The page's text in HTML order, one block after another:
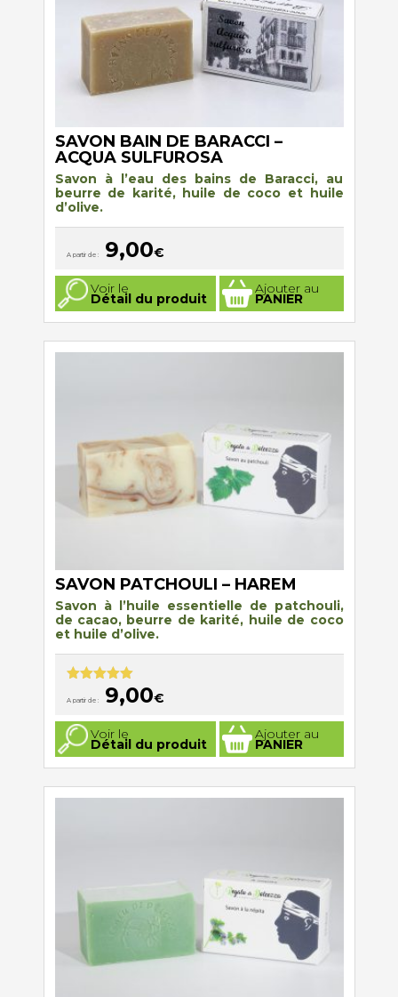
produit
SAVON BAIN DE BARACCI –
ACQUA SULFUROSA
Savon à l’eau des bains de Baracci, au
beurre de karité, huile de coco et huile
d’olive.
A partir de : 9,00€
Voir le
Détail du produit
Ajouter au
PANIER
Ce
produit
a
plusieurs
Les
options
produit
SAVON PATCHOULI – HAREM
Savon à l’huile essentielle de patchouli,
de cacao, beurre de karité, huile de coco
et huile d’olive.
5.00
sur 5
A partir de : 9,00€
Voir le
Détail du produit
Ajouter au
PANIER
Ce
produit
a
plusieurs
Les
options
produit